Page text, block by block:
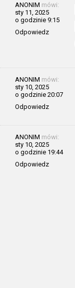
ANONIM mówi:
sty 11, 2025
o godzinie 9:15
Odpowiedz
ANONIM mówi:
sty 10, 2025
o godzinie 20:07
Odpowiedz
ANONIM mówi:
sty 10, 2025
o godzinie 19:44
Odpowiedz